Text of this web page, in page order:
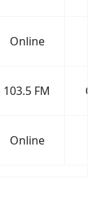
Online
103.5 FM
Online